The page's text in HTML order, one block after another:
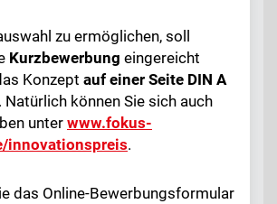
zu ermöglichen, soll
Kurzbewerbung eingereicht
Konzept auf einer Seite DIN A
Natürlich können Sie sich auch
unter www.fokus-
innovationspreis.
das Online-Bewerbungsformular